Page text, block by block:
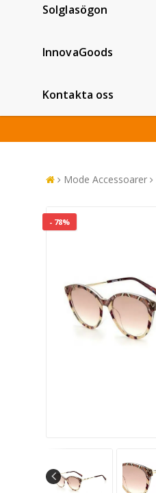
Solglasögon
InnovaGoods
Kontakta oss
Mode Accessoarer
- 78%